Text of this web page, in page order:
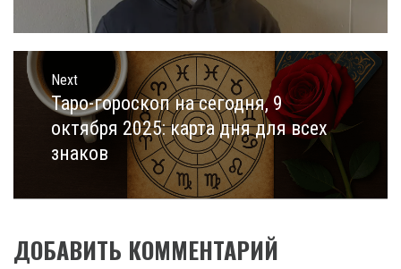
Next
Next
post:
Таро-гороскоп на сегодня, 9
октября 2025: карта дня для всех
знаков
ДОБАВИТЬ КОММЕНТАРИЙ